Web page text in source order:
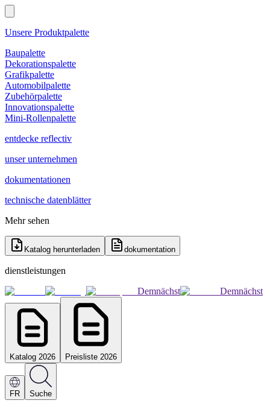
Unsere Produktpalette
Baupalette
Dekorationspalette
Grafikpalette
Automobilpalette
Zubehörpalette
Innovationspalette
Mini-Rollenpalette
entdecke reflectiv
unser unternehmen
dokumentationen
technische datenblätter
Mehr sehen
Katalog herunterladen dokumentation
dienstleistungen
Demnächst
Demnächst
Katalog 2026 Preisliste 2026
FR Suche